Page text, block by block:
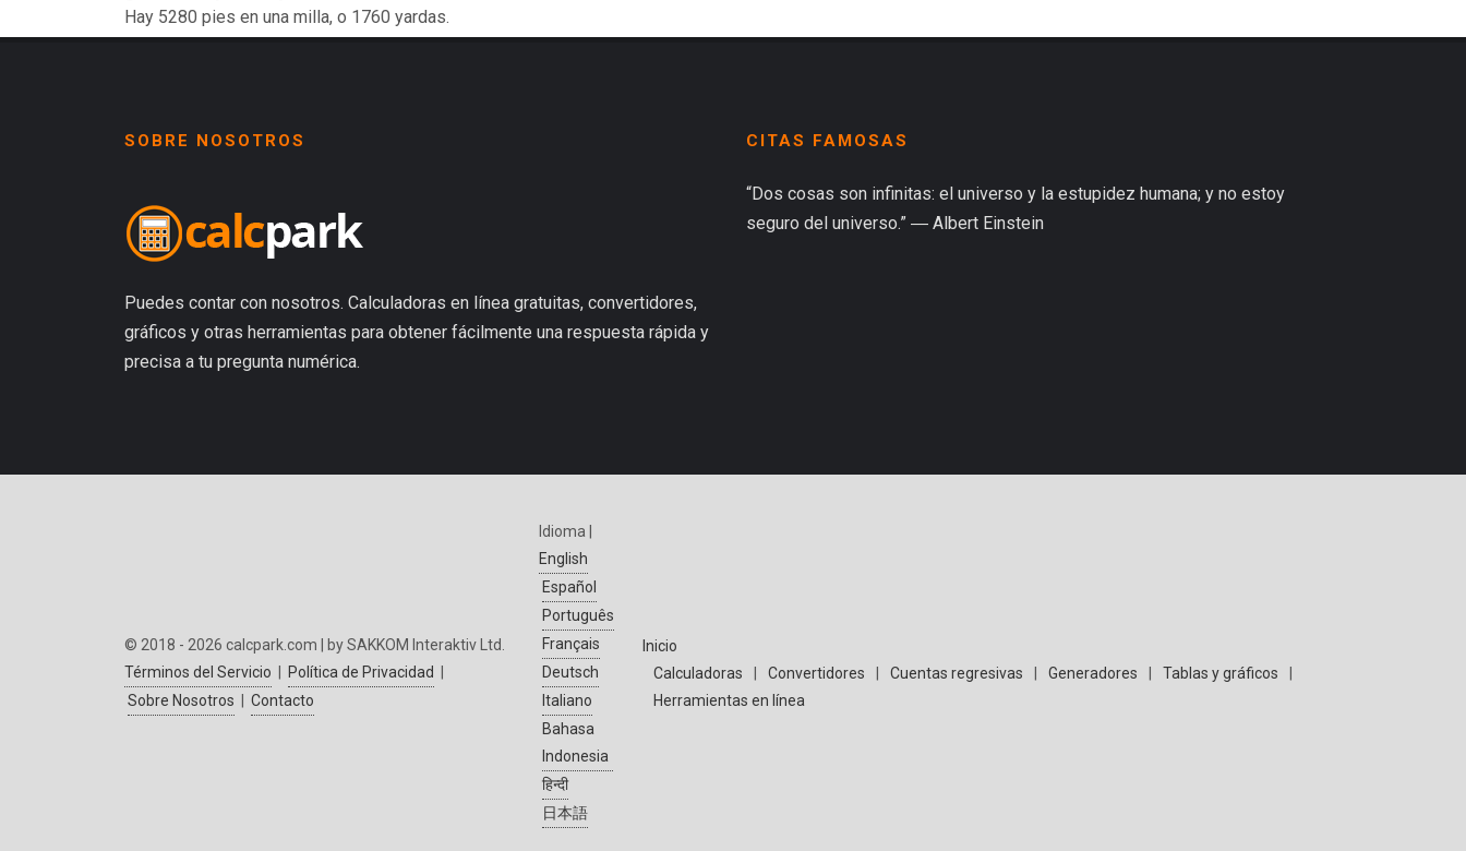
Hay 5280 pies en una milla, o 1760 yardas.
SOBRE NOSOTROS
Puedes contar con nosotros. Calculadoras en línea gratuitas, convertidores,
gráficos y otras herramientas para obtener fácilmente una respuesta rápida y
precisa a tu pregunta numérica.
CITAS FAMOSAS
“Dos cosas son infinitas: el universo y la estupidez humana; y no estoy
seguro del universo.” ― Albert Einstein
© 2018 - 2026 calcpark.com | by SAKKOM Interaktiv Ltd.
Términos del Servicio | Política de Privacidad |
Sobre Nosotros | Contacto
Idioma |
English
Español
Português
Français
Deutsch
Italiano
Bahasa
Indonesia
हिन्दी
日本語
Inicio
Calculadoras
| Convertidores | Cuentas regresivas | Generadores | Tablas y gráficos
|
Herramientas en línea